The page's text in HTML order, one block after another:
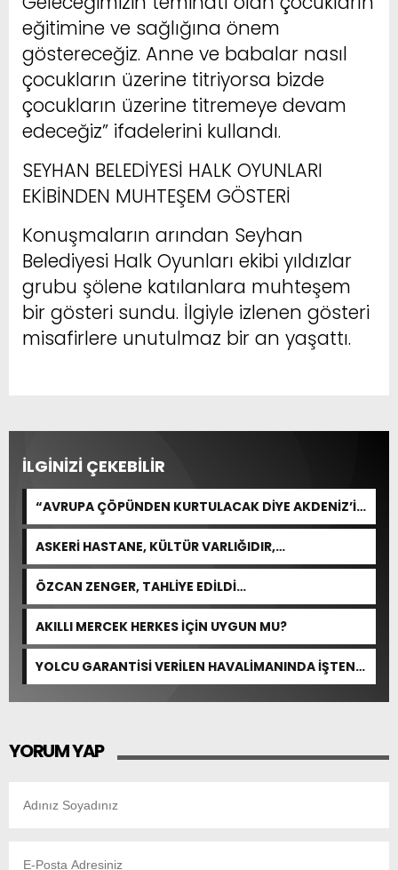
eğitimine ve sağlığına önem
göstereceğiz. Anne ve babalar nasıl
çocukların üzerine titriyorsa bizde
çocukların üzerine titremeye devam
edeceğiz” ifadelerini kullandı.
SEYHAN BELEDİYESİ HALK OYUNLARI
EKİBİNDEN MUHTEŞEM GÖSTERİ
Konuşmaların arından Seyhan
Belediyesi Halk Oyunları ekibi yıldızlar
grubu şölene katılanlara muhteşem
bir gösteri sundu. İlgiyle izlenen gösteri
misafirlere unutulmaz bir an yaşattı.
İLGİNİZİ ÇEKEBİLİR
“AVRUPA ÇÖPÜNDEN KURTULACAK DİYE AKDENİZ’İ
FEDA EDEMEZSİNİZ!”
ASKERİ HASTANE, KÜLTÜR VARLIĞIDIR,
ÖZELLEŞTİRİLEMEZ!
ÖZCAN ZENGER, TAHLİYE EDİLDİ…
AKILLI MERCEK HERKES İÇİN UYGUN MU?
YOLCU GARANTİSİ VERİLEN HAVALİMANINDA İŞTEN
ÇIKARMA VAR
YORUM YAP